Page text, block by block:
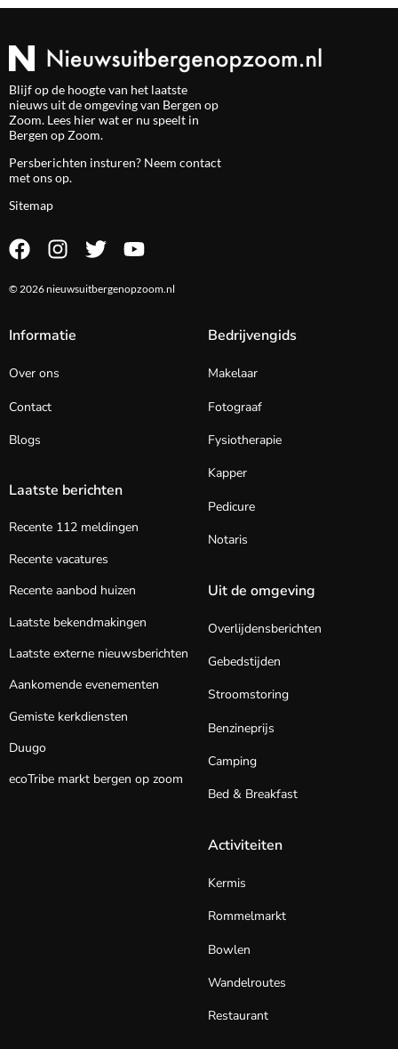
Blijf op de hoogte van het laatste
nieuws uit de omgeving van Bergen op
Zoom. Lees hier wat er nu speelt in
Bergen op Zoom.
Persberichten insturen? Neem contact
met ons op.
Sitemap
© 2026 nieuwsuitbergenopzoom.nl
Informatie
Over ons
Contact
Blogs
Laatste berichten
Recente 112 meldingen
Recente vacatures
Recente aanbod huizen
Laatste bekendmakingen
Laatste externe nieuwsberichten
Aankomende evenementen
Gemiste kerkdiensten
Duugo
ecoTribe markt bergen op zoom
Bedrijvengids
Makelaar
Fotograaf
Fysiotherapie
Kapper
Pedicure
Notaris
Uit de omgeving
Overlijdensberichten
Gebedstijden
Stroomstoring
Benzineprijs
Camping
Bed & Breakfast
Activiteiten
Kermis
Rommelmarkt
Bowlen
Wandelroutes
Restaurant